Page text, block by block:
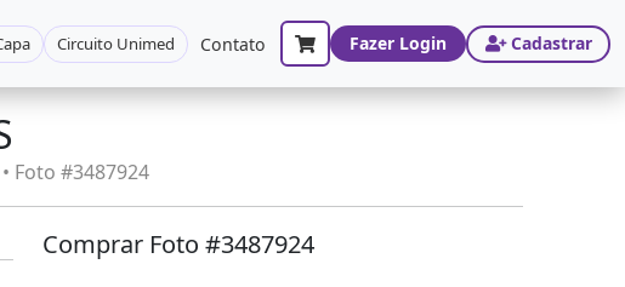
Circuito Unimed Contato Fazer Login Cadastrar
Foto #3487924
Comprar Foto #3487924